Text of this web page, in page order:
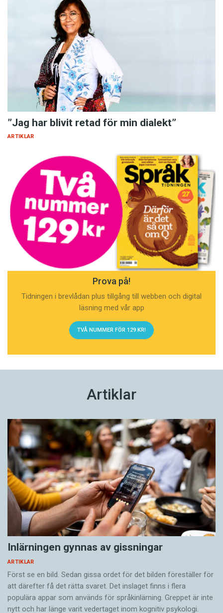
”Jag har blivit retad för min dialekt”
ARTIKLAR
Prova på!
Tidningen i brevlådan plus tillgång till webben och digital
läsning med vår app
TVÅ NUMMER FÖR 129 KR!
Artiklar
Inlärningen gynnas av gissningar
ARTIKLAR
Först se en bild. Sedan gissa ordet för det bilden föreställer för
att därefter få det rätta svaret. Det inslaget finns i flera
populära appar som används för språkinlärning. Greppet är inte
nytt och har länge varit vedertaget inom kognitiv psykologi.